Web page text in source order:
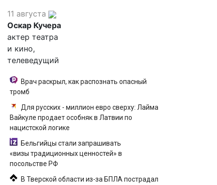
11 августа
Оскар Кучера
актер театра
и кино,
телеведущий
Врач раскрыл, как распознать опасный
тромб
Для русских - миллион евро сверху: Лайма
Вайкуле продает особняк в Латвии по
нацистской логике
Бельгийцы стали запрашивать
«визы традиционных ценностей» в
посольстве РФ
В Тверской области из-за БПЛА пострадал